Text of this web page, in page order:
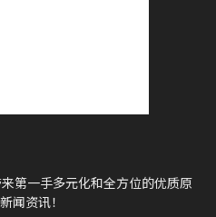
第一手多元化和全方位的优质原
闻资讯！